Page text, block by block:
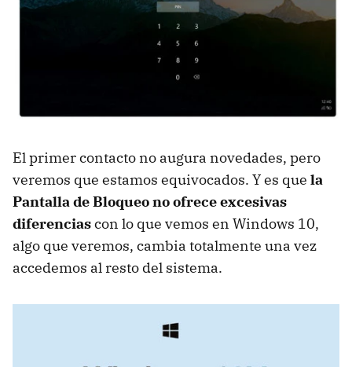
El primer contacto no augura novedades, pero
veremos que estamos equivocados. Y es que la
Pantalla de Bloqueo no ofrece excesivas
diferenciascon lo que vemos en Windows 10,
algo que veremos, cambia totalmente una vez
accedemos al resto del sistema.